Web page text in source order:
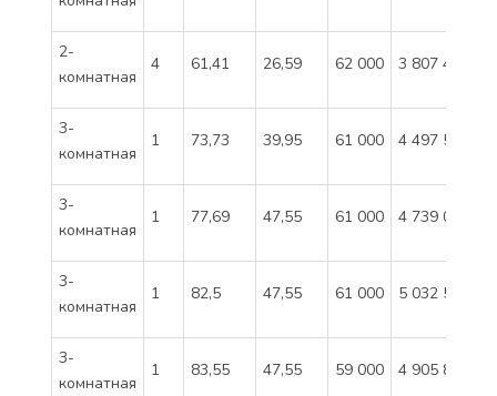
2-
комнатная
4 61,41 26,59 62 000 3 807 420
3-
комнатная
1 73,73 39,95 61 000 4 497 530
3-
комнатная
1 77,69 47,55 61 000 4 739 090
3-
комнатная
1 82,5 47,55 61 000 5 032 500
3-
комнатная
1 83,55 47,55 59 000 4 905 850